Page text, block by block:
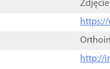
http://